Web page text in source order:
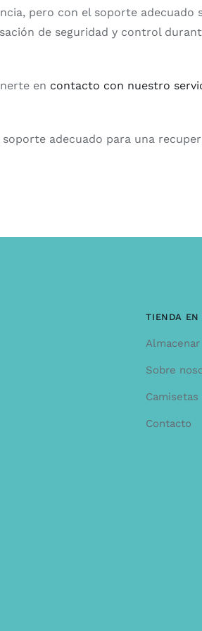
pero con el soporte
de seguridad y control
en contacto con nuestro
adecuado para una
TIENDA EN
Almacenar
Sobre
Contacto